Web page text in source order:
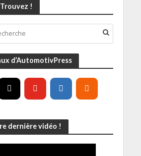
!
d’AutomotivPress
dernière vidéo !